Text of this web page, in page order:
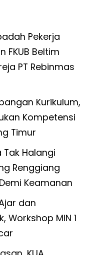
Pekerja
FKUB Beltim
PT Rebinmas
Kurikulum,
Kompetensi
Timur
Halangi
Renggiang
Keamanan
dan
Workshop MIN 1